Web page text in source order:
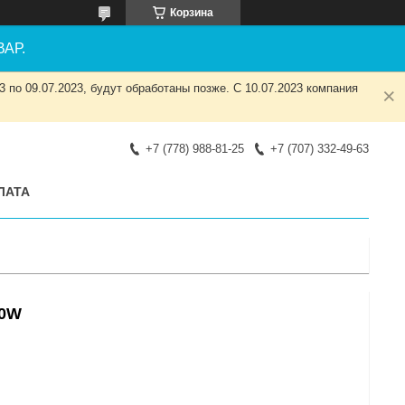
Корзина
09.07.2023, будут обработаны позже. С 10.07.2023 компания
+7 (778) 988-81-25 +7 (707) 332-49-63